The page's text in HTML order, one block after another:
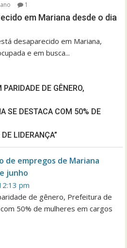
1
em Mariana desde o dia
desaparecido em Mariana,
e em busca...
DE GÊNERO,
SE DESTACA COM 50% DE
LIDERANÇA”
de empregos de Mariana
junho
pm
de gênero, Prefeitura de
50% de mulheres em cargos